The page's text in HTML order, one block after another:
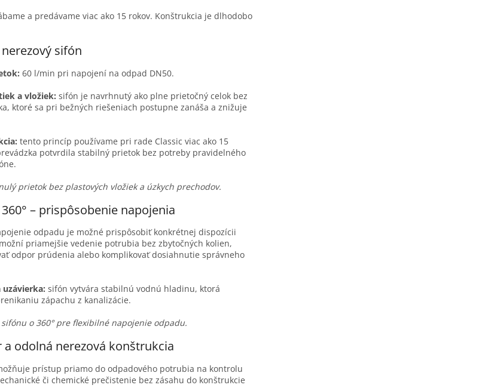
a predávame viac ako 15 rokov. Konštrukcia je dlhodobo
sifón
60 l/min pri napojení na odpad DN50.
a vložiek: sifón je navrhnutý ako plne prietočný celok bez
ktoré sa pri bežných riešeniach postupne zanáša a znižuje
tento princíp používame pri rade Classic viac ako 15
potvrdila stabilný prietok bez potreby pravidelného
prietok bez plastových vložiek a úzkych prechodov.
– prispôsobenie napojenia
odpadu je možné prispôsobiť konkrétnej dispozícii
priamejšie vedenie potrubia bez zbytočných kolien,
odpor prúdenia alebo komplikovať dosiahnutie správneho
uzávierka: sifón vytvára stabilnú vodnú hladinu, ktorá
zápachu z kanalizácie.
o 360° pre flexibilné napojenie odpadu.
a odolná nerezová konštrukcia
prístup priamo do odpadového potrubia na kontrolu
či chemické prečistenie bez zásahu do konštrukcie